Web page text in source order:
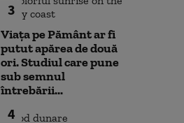
3
Viața pe Pământ ar fi
putut apărea de două
ori. Studiul care pune
sub semnul
întrebării...
4